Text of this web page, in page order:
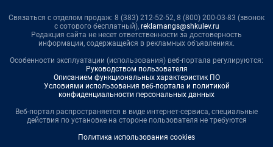
Связаться с отделом продаж: 8 (383) 212-52-52, 8 (800) 200-03-83 (звонок
с сотового бесплатный), reklamangs@shkulev.ru
Редакция сайта не несет ответственности за достоверность
информации, содержащейся в рекламных объявлениях.
Особенности эксплуатации (использования) веб-портала регулируются:
Руководством пользователя
Описанием функциональных характеристик ПО
Условиями использования веб-портала и политикой
конфиденциальности персональных данных
Веб-портал распространяется в виде интернет-сервиса, специальные
действия по установке на стороне пользователя не требуются
Политика использования cookies